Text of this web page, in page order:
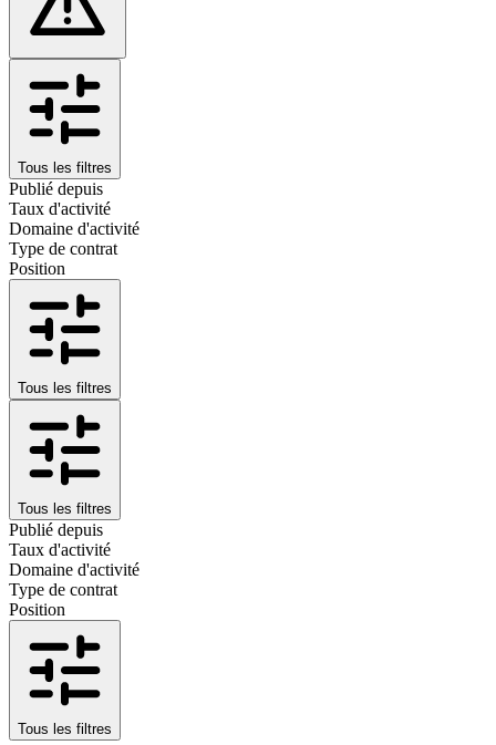
Tous les filtres
Publié depuis
Taux d'activité
Domaine d'activité
Type de contrat
Position
Tous les filtres
Tous les filtres
Publié depuis
Taux d'activité
Domaine d'activité
Type de contrat
Position
Tous les filtres